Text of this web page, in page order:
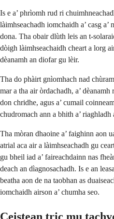
Is e a’ phrìomh rud ri
làimhseachadh iomchaidh a’ casg
dona. Tha obair dlùth leis an t-
dòigh làimhseachaidh cheart a lorg
dèanamh an diofar gu lèir.
Tha do phàirt gnìomhach nad
mar a tha air òrdachadh, a’
don chridhe, agus a’ cumail
chudromach ann a bhith a’ riaghladh
Tha mòran dhaoine a’ faighinn aon
atrial aca air a làimhseachadh gu
gu bheil iad a’ faireachdainn nas
deach an dìagnosachadh. Is e an
beatha aon de na taobhan as
iomchaidh airson a’ chumha seo.
Ceistean tric mu